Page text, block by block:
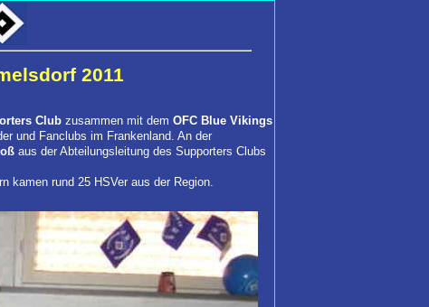
2011
Club zusammen mit dem OFC Blue Vikings
und Fanclubs im Frankenland. An der
aus der Abteilungsleitung des Supporters Clubs
kamen rund 25 HSVer aus der Region.